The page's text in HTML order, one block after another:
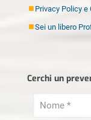
Idraulico
Sei un
Privacy Policy e
Sei un libero
Cerchi un